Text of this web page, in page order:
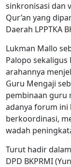
sinkronisasi dan
Qur’an yang
Daerah LPPTKA
Lukman Mallo
Palopo sekaligus
arahannya
Guru Mengaji
pembinaan guru
adanya forum ini
berkoordinasi,
wadah
Turut hadir
DPD BKPRMI